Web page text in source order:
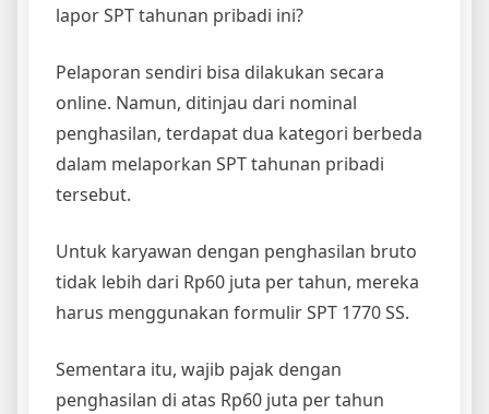
lapor SPT tahunan pribadi ini?
Pelaporan sendiri bisa dilakukan secara
online. Namun, ditinjau dari nominal
penghasilan, terdapat dua kategori berbeda
dalam melaporkan SPT tahunan pribadi
tersebut.
Untuk karyawan dengan penghasilan bruto
tidak lebih dari Rp60 juta per tahun, mereka
harus menggunakan formulir SPT 1770 SS.
Sementara itu, wajib pajak dengan
penghasilan di atas Rp60 juta per tahun